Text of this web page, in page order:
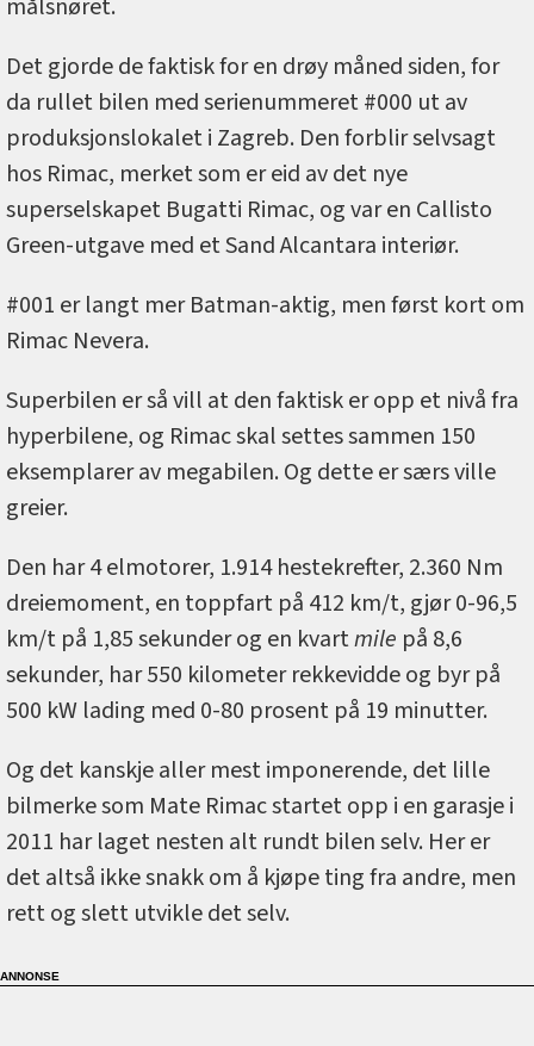
Det gjorde de faktisk for en drøy måned siden, for
da rullet bilen med serienummeret #000 ut av
produksjonslokalet i Zagreb. Den forblir selvsagt
hos Rimac, merket som er eid av det nye
superselskapet Bugatti Rimac, og var en Callisto
Green-utgave med et Sand Alcantara interiør.
#001 er langt mer Batman-aktig, men først kort om
Rimac Nevera.
Superbilen er så vill at den faktisk er opp et nivå fra
hyperbilene, og Rimac skal settes sammen 150
eksemplarer av megabilen. Og dette er særs ville
greier.
Den har 4 elmotorer, 1.914 hestekrefter, 2.360 Nm
dreiemoment, en toppfart på 412 km/t, gjør 0-96,5
km/t på 1,85 sekunder og en kvartmile på 8,6
sekunder, har 550 kilometer rekkevidde og byr på
500 kW lading med 0-80 prosent på 19 minutter.
Og det kanskje aller mest imponerende, det lille
bilmerke som Mate Rimac startet opp i en garasje i
2011 har laget nesten alt rundt bilen selv. Her er
det altså ikke snakk om å kjøpe ting fra andre, men
rett og slett utvikle det selv.